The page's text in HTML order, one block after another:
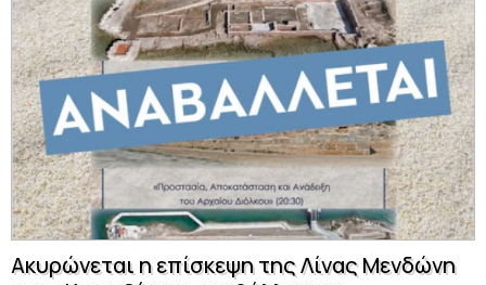
Ακυρώνεται η επίσκεψη της Λίνας Μενδώνη